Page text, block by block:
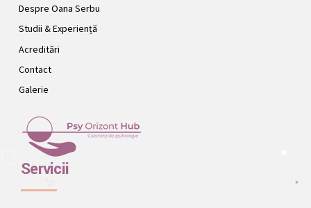
Despre Oana Serbu
Studii & Experiență
Acreditări
Contact
Galerie
Servicii